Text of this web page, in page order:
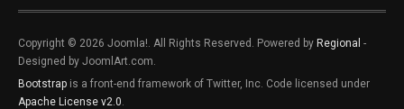
Copyright © 2026 Joomla!. All Rights Reserved. Powered by Regional -
Designed by JoomlArt.com.
Bootstrap is a front-end framework of Twitter, Inc. Code licensed under
Apache License v2.0